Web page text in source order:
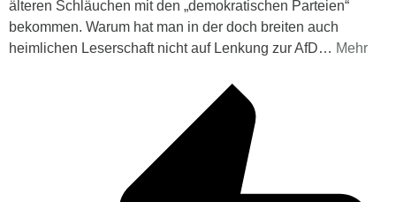
älteren Schläuchen mit den „demokratischen Parteien“
bekommen. Warum hat man in der doch breiten auch
heimlichen Leserschaft nicht auf Lenkung zur AfD… Mehr